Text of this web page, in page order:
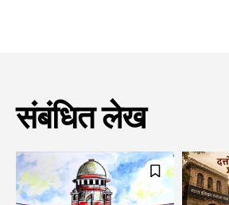
संबंधित लेख